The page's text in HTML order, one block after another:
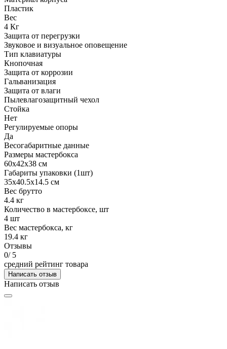
Пластик
Вес
4 Кг
Защита от перегрузки
Звуковое и визуальное оповещение
Тип клавиатуры
Кнопочная
Защита от коррозии
Гальванизация
Защита от влаги
Пылевлагозащитный чехол
Стойка
Нет
Регулируемые опоры
Да
Весогабаритные данные
Размеры мастербокса
60х42х38 см
Габариты упаковки (1шт)
35х40.5х14.5 см
Вес брутто
4.4 кг
Количество в мастербоксе, шт
4 шт
Вес мастербокса, кг
19.4 кг
Отзывы
0/ 5
средний рейтинг товара
Написать отзыв
Написать отзыв